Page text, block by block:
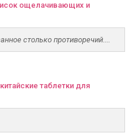
ощелачивающих и
столько противоречий....
таблетки для